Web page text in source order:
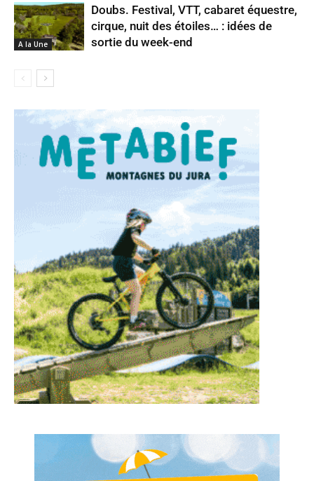
A la Une
Doubs. Festival, VTT, cabaret équestre,
cirque, nuit des étoiles… : idées de
sortie du week-end